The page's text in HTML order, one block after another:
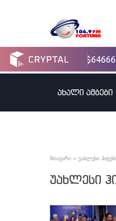
ახალი ამბები
მთავარი » უახლესი
უახლესი